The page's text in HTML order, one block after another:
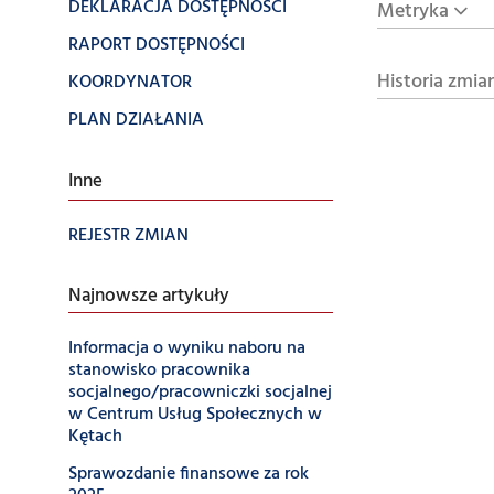
DEKLARACJA DOSTĘPNOŚCI
RAPORT DOSTĘPNOŚCI
KOORDYNATOR
PLAN DZIAŁANIA
Inne
REJESTR ZMIAN
Najnowsze artykuły
Informacja o wyniku naboru na
stanowisko pracownika
socjalnego/pracowniczki socjalnej
w Centrum Usług Społecznych w
Kętach
Sprawozdanie finansowe za rok
Metryka
Historia